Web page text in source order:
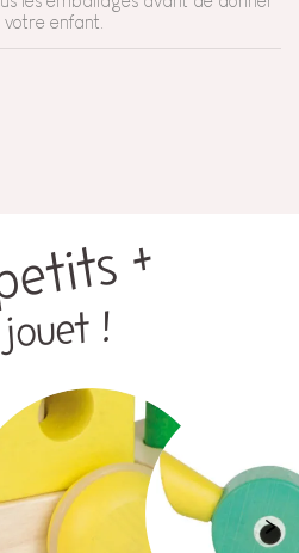
enfant.
+
!